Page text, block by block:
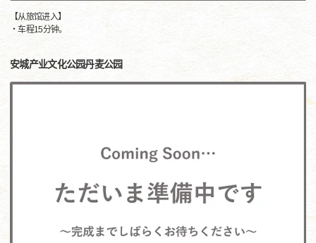
【从旅馆进入】
・车程15分钟。
安城产业文化公园丹麦公园